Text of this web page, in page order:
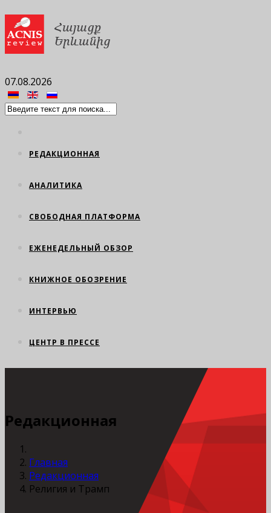
07.08.2026
РЕДАКЦИОННАЯ
АНАЛИТИКА
СВОБОДНАЯ ПЛАТФОРМА
ЕЖЕНЕДЕЛЬНЫЙ ОБЗОР
КНИЖНОЕ ОБОЗРЕНИЕ
ИНТЕРВЬЮ
ЦЕНТР В ПРЕССЕ
Редакционная
Главная
Редакционная
Религия и Трамп